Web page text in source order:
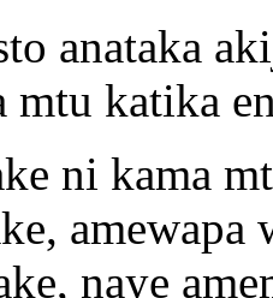
anataka
katika
ni kama
naye